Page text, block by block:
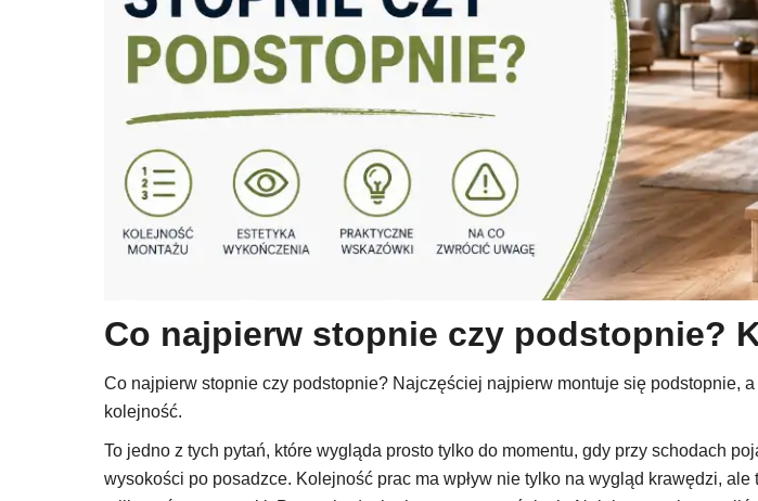
Co najpierw stopnie czy podstopnie?
Co najpierw stopnie czy podstopnie? Najczęściej najpierw montuje się podstopnie,
kolejność.
To jedno z tych pytań, które wygląda prosto tylko do momentu, gdy przy schodach
wysokości po posadzce. Kolejność prac ma wpływ nie tylko na wygląd krawędzi,